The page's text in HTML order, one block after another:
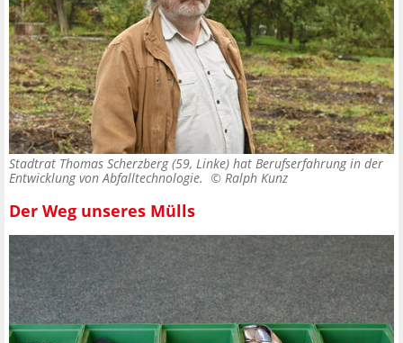
Stadtrat Thomas Scherzberg (59, Linke) hat Berufserfahrung in der
Entwicklung von Abfalltechnologie. © Ralph Kunz
Der Weg unseres Mülls